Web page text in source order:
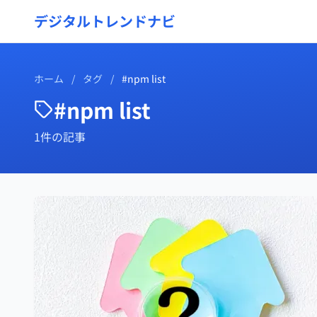
デジタルトレンドナビ
ホーム / タグ / #npm list
#npm list
1件の記事